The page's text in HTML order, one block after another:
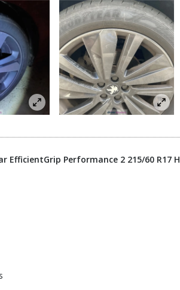
EfficientGrip Performance 2 215/60 R17 H